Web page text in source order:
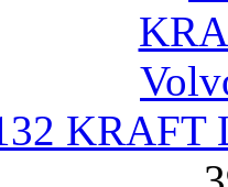
KRAFT